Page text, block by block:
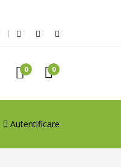
0 0
Autentificare